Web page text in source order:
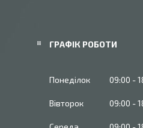
ГРАФІК РОБОТИ
Понеділок 09:00
Вівторок 09:00